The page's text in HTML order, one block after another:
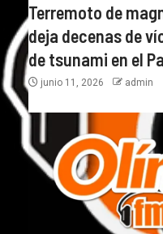
Terremoto de
deja decenas de
de tsunami en el
junio 11, 2026 admin